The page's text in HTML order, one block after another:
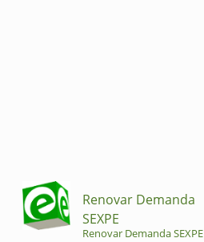
Renovar Demanda
SEXPE
Renovar Demanda SEXPE